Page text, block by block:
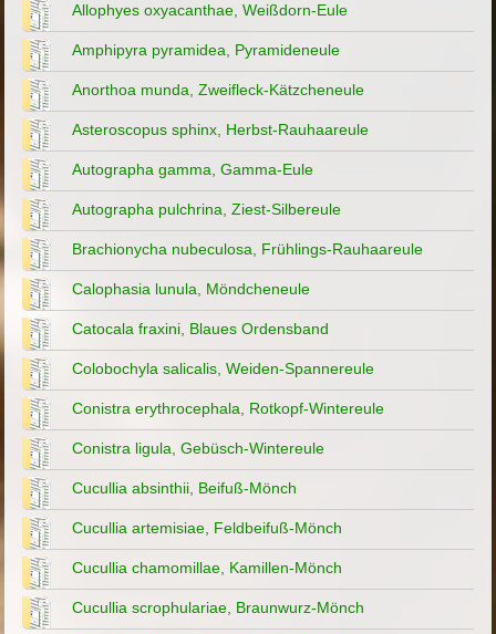
Allophyes oxyacanthae, Weißdorn-Eule
Amphipyra pyramidea, Pyramideneule
Anorthoa munda, Zweifleck-Kätzcheneule
Asteroscopus sphinx, Herbst-Rauhaareule
Autographa gamma, Gamma-Eule
Autographa pulchrina, Ziest-Silbereule
Brachionycha nubeculosa, Frühlings-Rauhaareule
Calophasia lunula, Möndcheneule
Catocala fraxini, Blaues Ordensband
Colobochyla salicalis, Weiden-Spannereule
Conistra erythrocephala, Rotkopf-Wintereule
Conistra ligula, Gebüsch-Wintereule
Cucullia absinthii, Beifuß-Mönch
Cucullia artemisiae, Feldbeifuß-Mönch
Cucullia chamomillae, Kamillen-Mönch
Cucullia scrophulariae, Braunwurz-Mönch